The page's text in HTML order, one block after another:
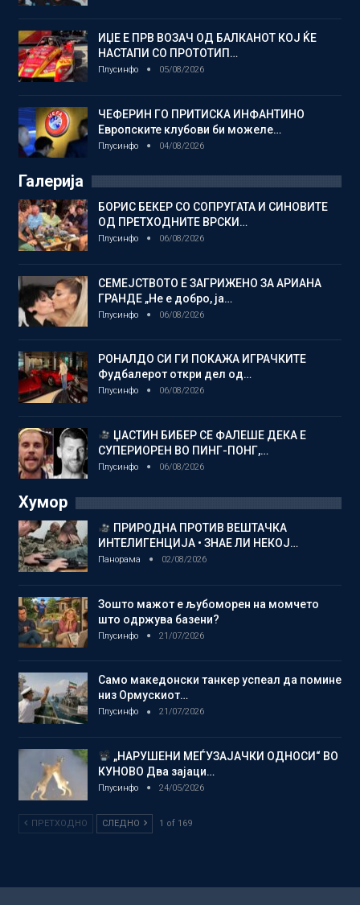
ИЏЕ Е ПРВ ВОЗАЧ ОД БАЛКАНОТ КОЈ ЌЕ
НАСТАПИ СО ПРОТОТИП…
Плусинфо 05/08/2026
ЧЕФЕРИН ГО ПРИТИСКА ИНФАНТИНО
Европските клубови би можеле…
Плусинфо 04/08/2026
Галерија
БОРИС БЕКЕР СО СОПРУГАТА И СИНОВИТЕ
ОД ПРЕТХОДНИТЕ ВРСКИ…
Плусинфо 06/08/2026
СЕМЕЈСТВОТО Е ЗАГРИЖЕНО ЗА АРИАНА
ГРАНДЕ „Не е добро, ја…
Плусинфо 06/08/2026
РОНАЛДО СИ ГИ ПОКАЖА ИГРАЧКИТЕ
Фудбалерот откри дел од…
Плусинфо 06/08/2026
ЏАСТИН БИБЕР СЕ ФАЛЕШЕ ДЕКА Е
СУПЕРИОРЕН ВО ПИНГ-ПОНГ,…
Плусинфо 06/08/2026
Хумор
ПРИРОДНА ПРОТИВ ВЕШТАЧКА
ИНТЕЛИГЕНЦИЈА • ЗНАЕ ЛИ НЕКОЈ…
Панорама 02/08/2026
Зошто мажот е љубоморен на момчето
што одржува базени?
Плусинфо 21/07/2026
Само македонски танкер успеал да помине
низ Ормускиот…
Плусинфо 21/07/2026
„НАРУШЕНИ МЕЃУЗАЈАЧКИ ОДНОСИ“ ВО
КУНОВО Два зајаци…
Плусинфо 24/05/2026
ПРЕТХОДНО СЛЕДНО 1 of 169